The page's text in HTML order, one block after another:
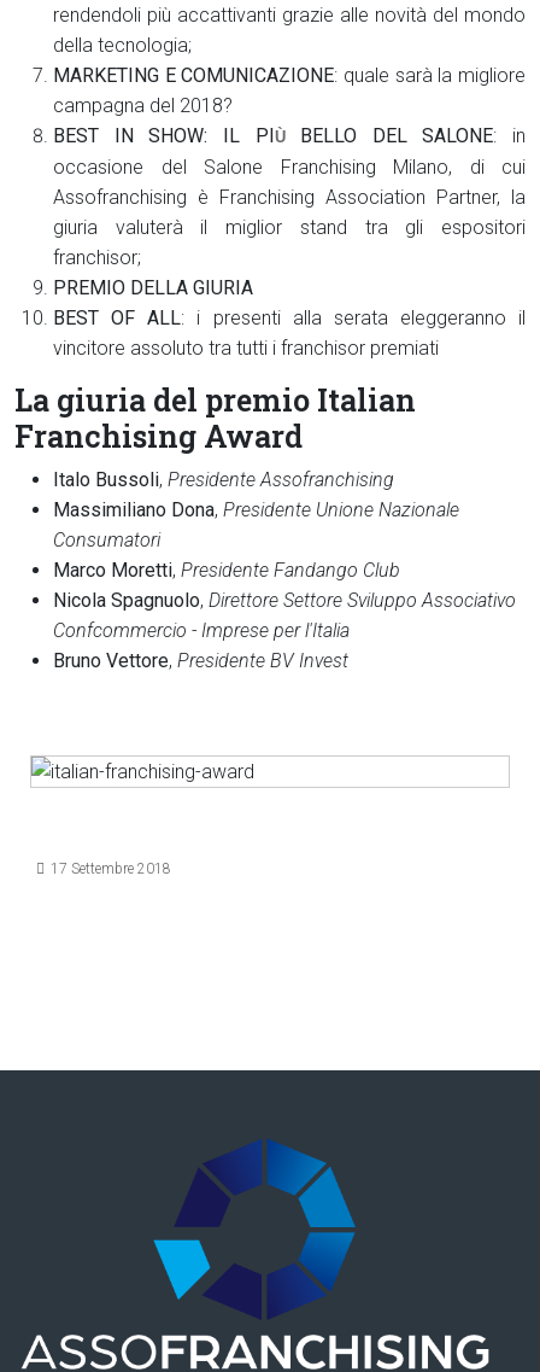
rendendoli più accattivanti grazie alle novità del mondo
della tecnologia;
MARKETING E COMUNICAZIONE: quale sarà la migliore
campagna del 2018?
BEST IN SHOW: IL PIÙBELLO DEL SALONE: in
occasione del Salone Franchising Milano, di cui
Assofranchising è Franchising Association Partner, la
giuria valuterà il miglior stand tra gli espositori
franchisor;
PREMIO DELLA GIURIA
BEST OF ALL: i presenti alla serata eleggeranno il
vincitore assoluto tra tutti i franchisor premiati
La giuria del premio Italian
Franchising Award
Italo Bussoli, Presidente Assofranchising
Massimiliano Dona, Presidente Unione Nazionale
Consumatori
Marco Moretti, Presidente Fandango Club
Nicola Spagnuolo, Direttore Settore Sviluppo Associativo
Confcommercio - Imprese per l'Italia
Bruno Vettore, Presidente BV Invest
Dettagli
17 Settembre 2018